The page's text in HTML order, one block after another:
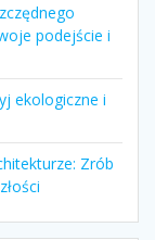
podejście i
ekologiczne i
Zrób